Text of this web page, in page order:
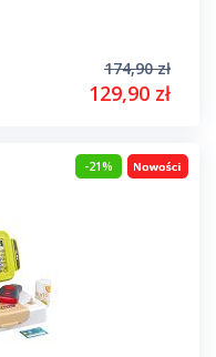
174,90 zł
129,90 zł
-21%